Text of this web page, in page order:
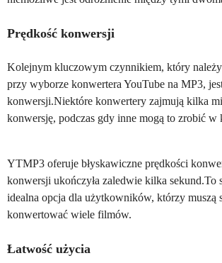
Prędkość konwersji
Kolejnym kluczowym czynnikiem, który
przy wyborze konwertera YouTube na MP3,
konwersji.Niektóre konwertery zajmują kilka
konwersję, podczas gdy inne mogą to zrobić w
YTMP3 oferuje błyskawiczne prędkości
konwersji ukończyła zaledwie kilka sekund.To
idealna opcja dla użytkowników, którzy muszą
konwertować wiele filmów.
Łatwość użycia